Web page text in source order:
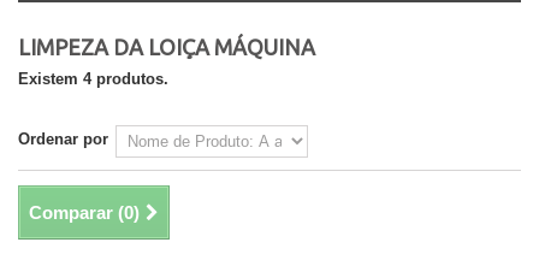
LIMPEZA DA LOIÇA MÁQUINA
Existem 4 produtos.
Ordenar por
Comparar (0)